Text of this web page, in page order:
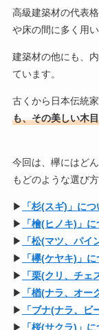
高級建築材の代表
や床の間に多く用
建築材の他にも、
ています。
古くから日本伝統
も、その美しい木
今回は、欅にはど
もどのような選び
▶︎
「杉(スギ)」に
▶︎
「檜(ヒノキ)」
▶︎
「松(マツ、パイ
▶︎
「欅(ケヤキ)」
▶︎
「栗(クリ、チ
▶︎
「楢(ナラ、オー
▶︎
「ブナ(ナラ、
▶︎
「桜(サクラ)」